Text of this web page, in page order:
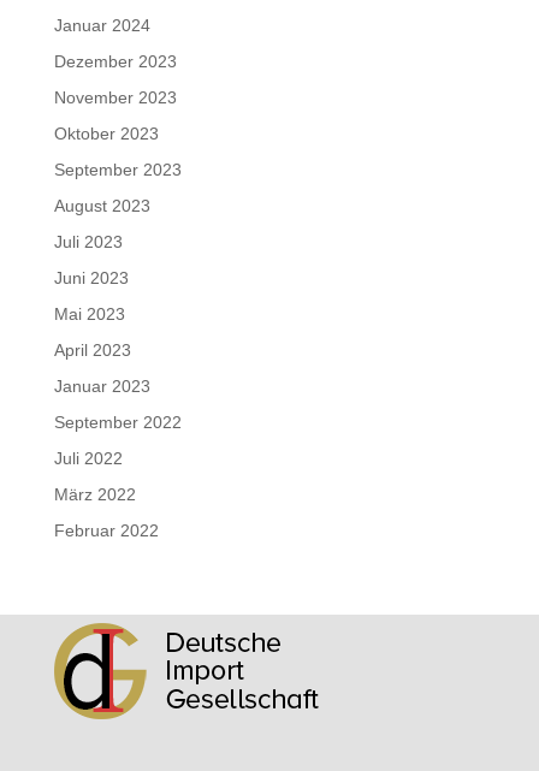
Januar 2024
Dezember 2023
November 2023
Oktober 2023
September 2023
August 2023
Juli 2023
Juni 2023
Mai 2023
April 2023
Januar 2023
September 2022
Juli 2022
März 2022
Februar 2022